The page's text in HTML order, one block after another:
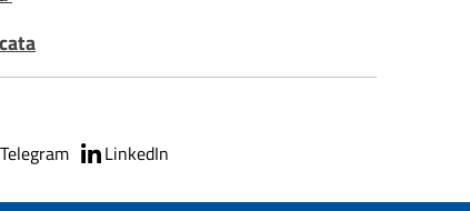
Telegram LinkedIn